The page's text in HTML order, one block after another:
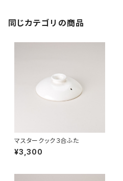
同じカテゴリの商品
マスタークック３合ふた
¥3,300